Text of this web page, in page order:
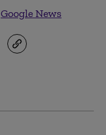
Google News